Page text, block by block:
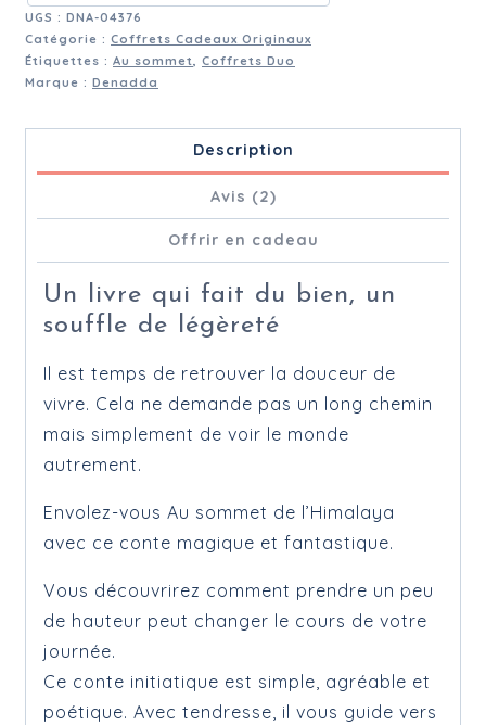
UGS : DNA-04376
Catégorie : Coffrets Cadeaux Originaux
Étiquettes : Au sommet, Coffrets Duo
Marque : Denadda
Description
Avis (2)
Offrir en cadeau
Un livre qui fait du bien, un
souffle de légèreté
Il est temps de retrouver la douceur de
vivre. Cela ne demande pas un long chemin
mais simplement de voir le monde
autrement.
Envolez-vous Au sommet de l’Himalaya
avec ce conte magique et fantastique.
Vous découvrirez comment prendre un peu
de hauteur peut changer le cours de votre
journée.
Ce conte initiatique est simple, agréable et
poétique. Avec tendresse, il vous guide vers